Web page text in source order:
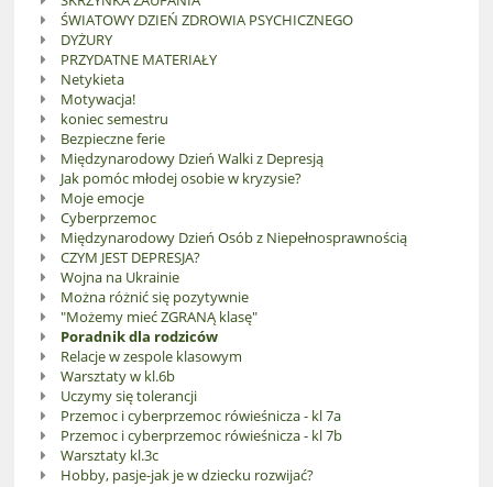
ŚWIATOWY DZIEŃ ZDROWIA PSYCHICZNEGO
DYŻURY
PRZYDATNE MATERIAŁY
Netykieta
Motywacja!
koniec semestru
Bezpieczne ferie
Międzynarodowy Dzień Walki z Depresją
Jak pomóc młodej osobie w kryzysie?
Moje emocje
Cyberprzemoc
Międzynarodowy Dzień Osób z Niepełnosprawnością
CZYM JEST DEPRESJA?
Wojna na Ukrainie
Można różnić się pozytywnie
"Możemy mieć ZGRANĄ klasę"
Poradnik dla rodziców
Relacje w zespole klasowym
Warsztaty w kl.6b
Uczymy się tolerancji
Przemoc i cyberprzemoc rówieśnicza - kl 7a
Przemoc i cyberprzemoc rówieśnicza - kl 7b
Warsztaty kl.3c
Hobby, pasje-jak je w dziecku rozwijać?